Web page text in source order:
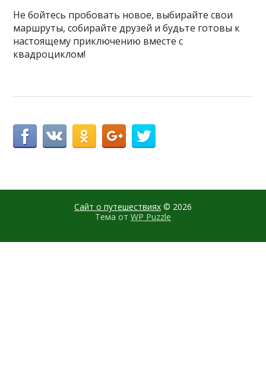
Не бойтесь пробовать новое, выбирайте свои
маршруты, собирайте друзей и будьте готовы к
настоящему приключению вместе с
квадроциклом!
Сайт о путешествиях © 2026
Тема от WP Puzzle